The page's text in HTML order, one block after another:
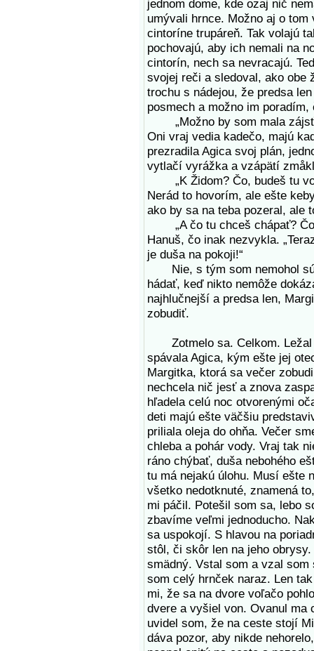
jednom dome, kde ozaj nič
umývali hrnce. Možno aj o
cintoríne trupáreň. Tak volajú
pochovajú, aby ich nemali na
cintorín, nech sa nevracajú.
svojej reči a sledoval, ako obe
trochu s nádejou, že predsa
posmech a možno im
„Možno by som mala zájsť
Oni vraj vedia kadečo, majú
prezradila Agica svoj plán,
vytlačí vyrážka a vzápätí
„K Židom? Čo, budeš tu
Nerád to hovorím, ale ešte
ako by sa na teba pozeral, ale
„A čo tu chceš chápať? Čo
Hanuš, čo inak nezvykla.
je duša na pokoji!“
Nie, s tým som nemohol
hádať, keď nikto nemôže
najhlučnejší a predsa len,
zobudiť.
Zotmelo sa. Celkom. Ležal
spávala Agica, kým ešte jej
Margitka, ktorá sa večer
nechcela nič jesť a znova
hľadela celú noc otvorenými
deti majú ešte väčšiu
priliala oleja do ohňa. Večer
chleba a pohár vody. Vraj tak
ráno chýbať, duša nebohého
tu má nejakú úlohu. Musí ešte
všetko nedotknuté, znamená
mi páčil. Potešil som sa, lebo
zbavíme veľmi jednoducho.
sa uspokojí. S hlavou na
stôl, či skôr len na jeho
smädný. Vstal som a vzal
som celý hrnček naraz. Len
mi, že sa na dvore voľačo
dvere a vyšiel von. Ovanul
uvidel som, že na ceste stojí
dáva pozor, aby nikde